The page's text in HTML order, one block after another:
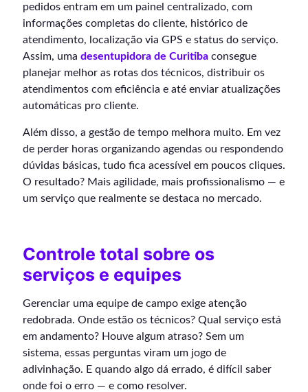
pedidos entram em um painel centralizado, com
informações completas do cliente, histórico de
atendimento, localização via GPS e status do serviço.
Assim, uma desentupidora de Curitiba consegue
planejar melhor as rotas dos técnicos, distribuir os
atendimentos com eficiência e até enviar atualizações
automáticas pro cliente.
Além disso, a gestão de tempo melhora muito. Em vez
de perder horas organizando agendas ou respondendo
dúvidas básicas, tudo fica acessível em poucos cliques.
O resultado? Mais agilidade, mais profissionalismo — e
um serviço que realmente se destaca no mercado.
Controle total sobre os
serviços e equipes
Gerenciar uma equipe de campo exige atenção
redobrada. Onde estão os técnicos? Qual serviço está
em andamento? Houve algum atraso? Sem um
sistema, essas perguntas viram um jogo de
adivinhação. E quando algo dá errado, é difícil saber
onde foi o erro — e como resolver.